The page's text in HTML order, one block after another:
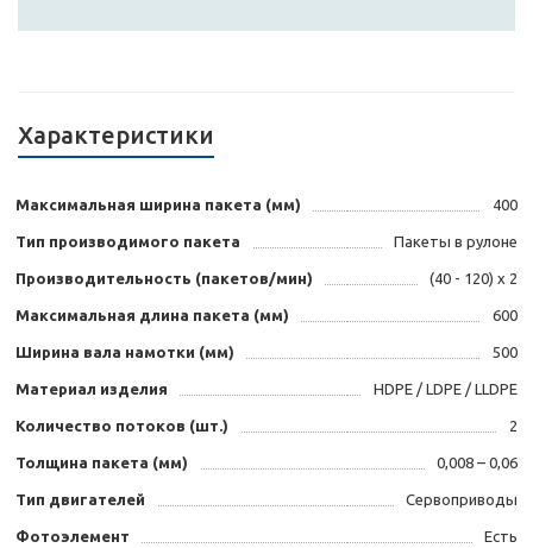
Характеристики
Максимальная ширина пакета (мм) 400
Тип производимого пакета Пакеты в рулоне
Производительность (пакетов/мин) (40 - 120) х 2
Максимальная длина пакета (мм) 600
Ширина вала намотки (мм) 500
Материал изделия HDPE / LDPE / LLDPE
Количество потоков (шт.) 2
Толщина пакета (мм) 0,008 – 0,06
Тип двигателей Сервоприводы
Фотоэлемент Есть